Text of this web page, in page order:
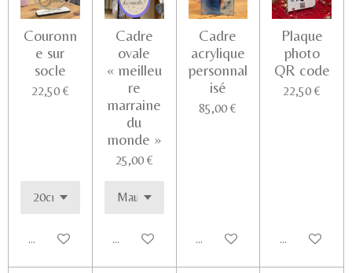
Couronn
e sur
socle
22,50 €
Ajouter au panier
Cadre
ovale
« meilleu
re
marraine
du
monde »
25,00 €
Ajouter au panier
Cadre
acrylique
personnal
isé
85,00 €
Ajouter au panier
Plaque
photo
QR code
22,50 €
Voir les